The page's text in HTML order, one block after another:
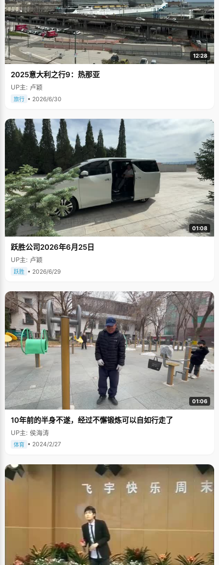
12:28
2025意大利之行9：热那亚
UP主: 卢颖
旅行 • 2026/6/30
01:08
跃胜公司2026年6月25日
UP主: 卢颖
跃胜 • 2026/6/29
01:06
10年前的半身不遂，经过不懈锻炼可以自如行走了
UP主: 侯海涛
体育 • 2024/2/27